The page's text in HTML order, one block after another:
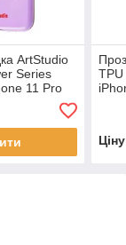
ArtStudio
Series
11 Pro